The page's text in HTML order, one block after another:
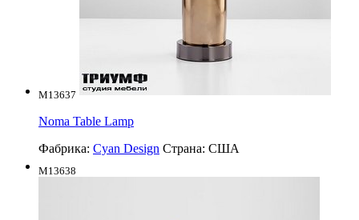
M13637
Noma Table Lamp
Фабрика: Cyan Design Страна: США
M13638